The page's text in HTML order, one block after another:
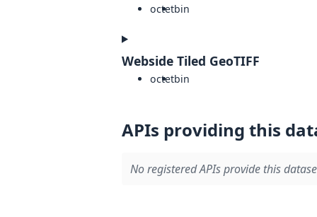
octetbin
Webside Tiled GeoTIFF
octetbin
APIs providing this
No registered APIs provide this